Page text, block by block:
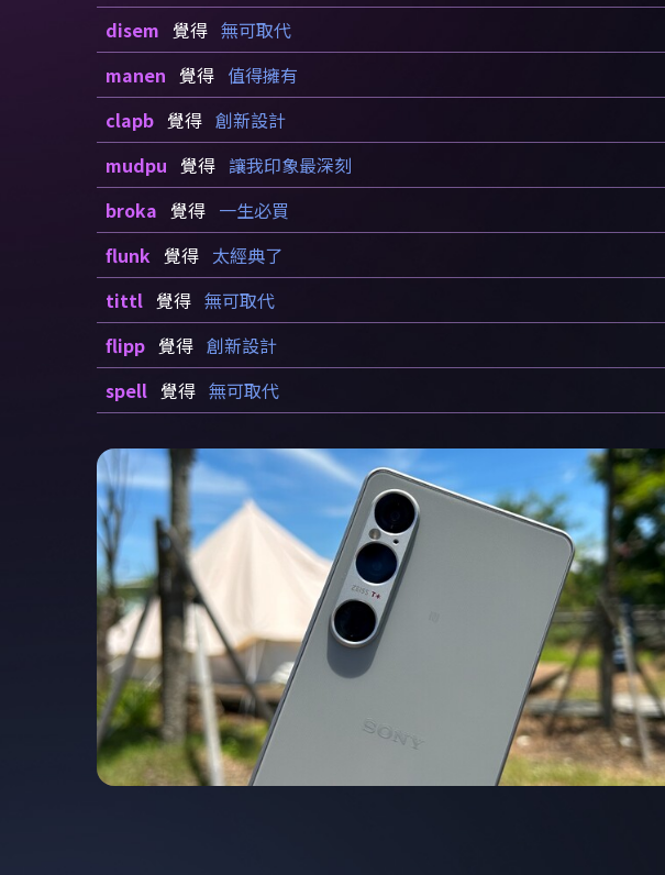
disem 覺得 無可取代
manen 覺得 值得擁有
clapb 覺得 創新設計
mudpu 覺得 讓我印象最深刻
broka 覺得 一生必買
flunk 覺得 太經典了
tittl 覺得 無可取代
flipp 覺得 創新設計
spell 覺得 無可取代